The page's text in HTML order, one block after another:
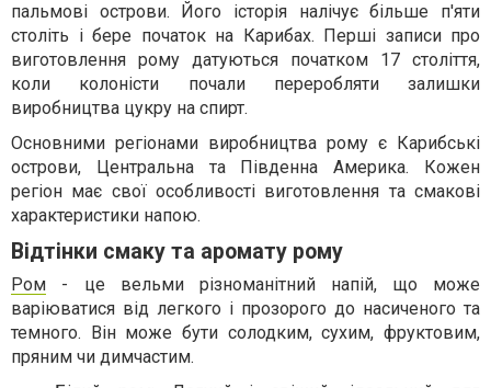
пальмові острови. Його історія налічує більше п'яти
століть і бере початок на Карибах. Перші записи про
виготовлення рому датуються початком 17 століття,
коли колоністи почали переробляти залишки
виробництва цукру на спирт.
Основними регіонами виробництва рому є Карибські
острови, Центральна та Південна Америка. Кожен
регіон має свої особливості виготовлення та смакові
характеристики напою.
Відтінки смаку та аромату рому
Ром - це вельми різноманітний напій, що може
варіюватися від легкого і прозорого до насиченого та
темного. Він може бути солодким, сухим, фруктовим,
пряним чи димчастим.